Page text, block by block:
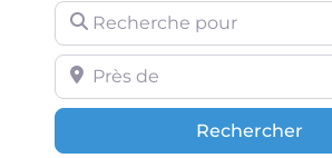
Recherche pour
Près de
Rechercher